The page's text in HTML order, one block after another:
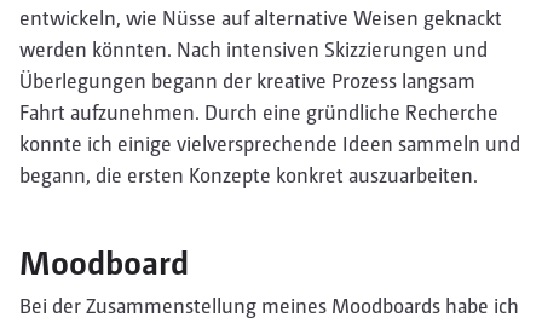
entwickeln, wie Nüsse auf alternative Weisen geknackt
werden könnten. Nach intensiven Skizzierungen und
Überlegungen begann der kreative Prozess langsam
Fahrt aufzunehmen. Durch eine gründliche Recherche
konnte ich einige vielversprechende Ideen sammeln und
begann, die ersten Konzepte konkret auszuarbeiten.
Moodboard
Bei der Zusammenstellung meines Moodboards habe ich